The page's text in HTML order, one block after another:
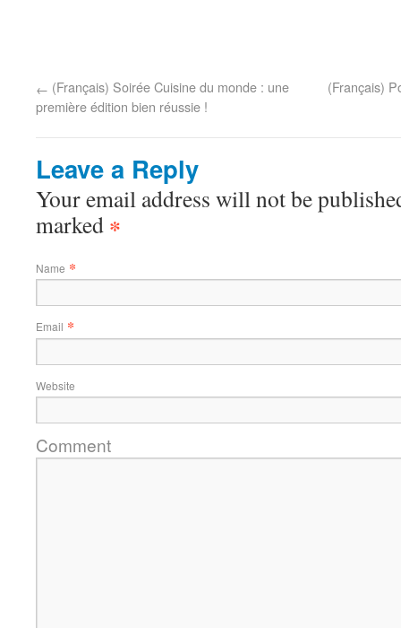
← (Français) Soirée Cuisine du monde : une
première édition bien réussie !
(Français)
Leave a Reply
Your email address will not be
marked *
Name *
Email *
Website
Comment